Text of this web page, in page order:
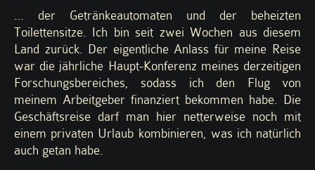
… der Getränkeautomaten und der beheizten
Toilettensitze. Ich bin seit zwei Wochen aus diesem
Land zurück. Der eigentliche Anlass für meine Reise
war die jährliche Haupt-Konferenz meines derzeitigen
Forschungsbereiches, sodass ich den Flug von
meinem Arbeitgeber finanziert bekommen habe. Die
Geschäftsreise darf man hier netterweise noch mit
einem privaten Urlaub kombinieren, was ich natürlich
auch getan habe.